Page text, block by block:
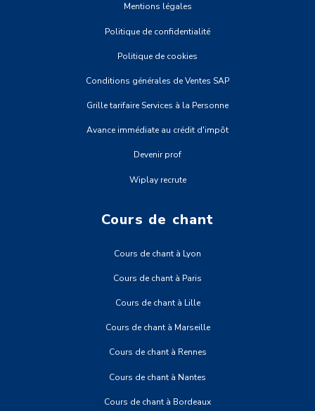
Mentions légales
Politique de confidentialité
Politique de cookies
Conditions générales de Ventes SAP
Grille tarifaire Services à la Personne
Avance immédiate au crédit d'impôt
Devenir prof
Wiplay recrute
Cours de chant
Cours de chant à Lyon
Cours de chant à Paris
Cours de chant à Lille
Cours de chant à Marseille
Cours de chant à Rennes
Cours de chant à Nantes
Cours de chant à Bordeaux